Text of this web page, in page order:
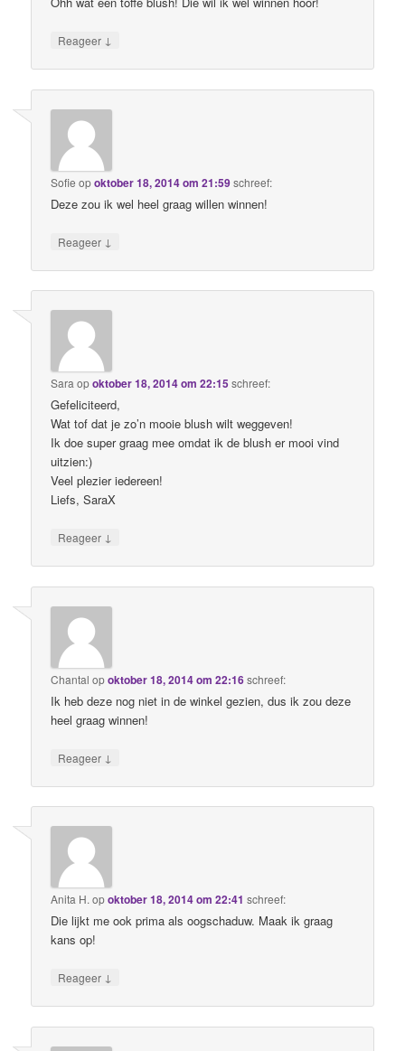
Reageer ↓
Sofie opoktober 18, 2014 om 21:59schreef:
Deze zou ik wel heel graag willen winnen!
Reageer ↓
Sara opoktober 18, 2014 om 22:15 schreef:
Gefeliciteerd,
Wat tof dat je zo’n mooie blush wilt weggeven!
Ik doe super graag mee omdat ik de blush er mooi vind
uitzien:)
Veel plezier iedereen!
Liefs, SaraX
Reageer ↓
Chantal opoktober 18, 2014 om 22:16schreef:
Ik heb deze nog niet in de winkel gezien, dus ik zou deze
heel graag winnen!
Reageer ↓
Anita H. opoktober 18, 2014 om 22:41 schreef:
Die lijkt me ook prima als oogschaduw. Maak ik graag
kans op!
Reageer ↓